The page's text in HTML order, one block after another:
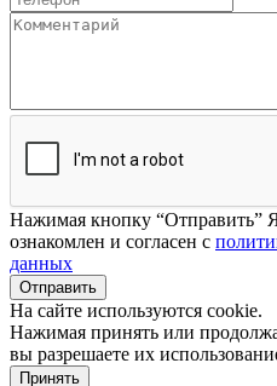
Нажимая кнопку “Отправить”
ознакомлен и согласен с
данных
Отправить
На сайте используются cookie.
Нажимая принять или
вы разрешаете их
Принять